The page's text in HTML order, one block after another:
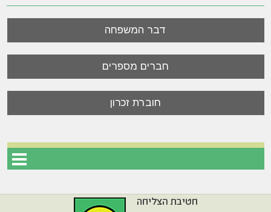
דבר המשפחה
חברים מספרים
חוברת זכרון